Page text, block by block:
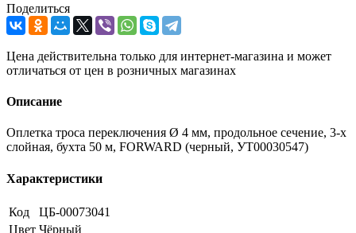
Поделиться
Цена действительна только для интернет-магазина и может
отличаться от цен в розничных магазинах
Описание
Оплетка троса переключения Ø 4 мм, продольное сечение, 3-х
слойная, бухта 50 м, FORWARD (черный, УТ00030547)
Характеристики
Код
ЦБ-00073041
Цвет Чёрный